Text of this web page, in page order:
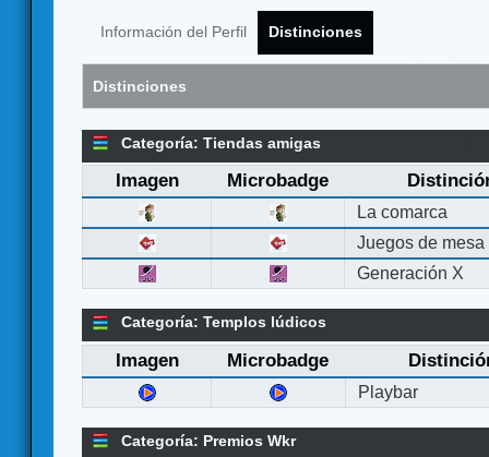
Información del Perfil Distinciones
Distinciones
Categoría: Tiendas amigas
Imagen Microbadge
La comarca
Juegos de mesa
Generación X
Categoría: Templos lúdicos
Imagen Microbadge
Playbar
Categoría: Premios Wkr